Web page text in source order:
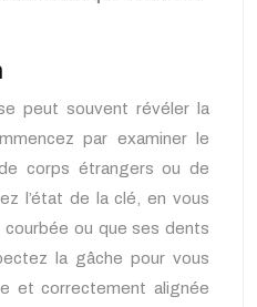
peut souvent révéler la
par examiner le
corps étrangers ou de
l’état de la clé, en vous
courbée ou que ses dents
la gâche pour vous
et correctement alignée